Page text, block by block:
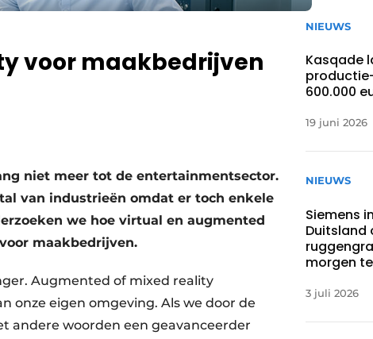
voor maakbedrijven
niet meer tot de entertainmentsector.
van industrieën omdat er toch enkele
we hoe virtual en augmented
maakbedrijven.
Augmented of mixed reality
onze eigen omgeving. Als we door de
andere woorden een geavanceerder
NIEUWS
Kasqade
600.000
19 juni 2026
NIEUWS
Siemens
Duitsland
morgen
3 juli 2026